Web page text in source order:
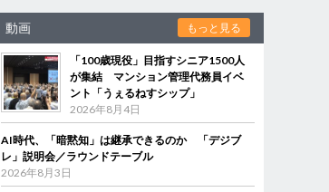
動画 もっと見る
「100歳現役」目指すシニア1500人
が集結 マンション管理代務員イベ
ント「うぇるねすシップ」
2026年8月4日
AI時代、「暗黙知」は継承できるのか 「デジブ
レ」説明会／ラウンドテーブル
2026年8月3日